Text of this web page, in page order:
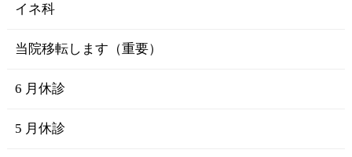
イネ科
当院移転します（重要）
6 月休診
5 月休診